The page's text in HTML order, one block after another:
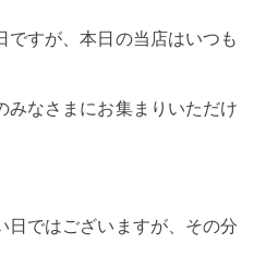
すが、本日の当店はいつも
なさまにお集まりいただけ
ではございますが、その分